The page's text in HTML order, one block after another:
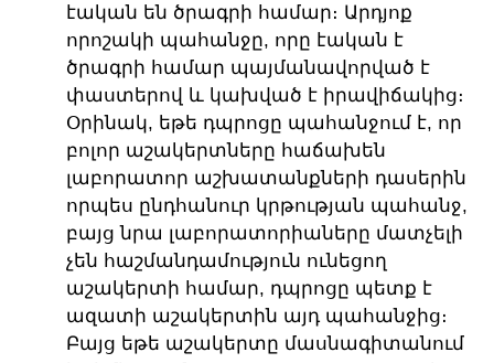
էական են ծրագրի համար։ Արդյոք
որոշակի պահանջը, որը էական է
ծրագրի համար պայմանավորված է
փաստերով և կախված է իրավիճակից։
Օրինակ, եթե դպրոցը պահանջում է, որ
բոլոր աշակերտները հաճախեն
լաբորատոր աշխատանքների դասերին
որպես ընդհանուր կրթության պահանջ,
բայց նրա լաբորատորիաները մատչելի
չեն հաշմանդամություն ունեցող
աշակերտի համար, դպրոցը պետք է
ազատի աշակերտին այդ պահանջից։
Բայց եթե աշակերտը մասնագիտանում